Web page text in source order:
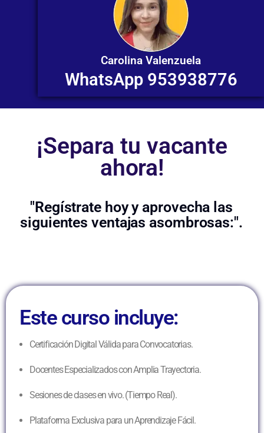
Carolina Valenzuela
WhatsApp 953938776
¡Separa tu vacante
ahora!
"Regístrate hoy y aprovecha las
siguientes ventajas asombrosas:".
Este curso incluye:
Certificación Digital Válida para Convocatorias.
Docentes Especializados con Amplia Trayectoria.
Sesiones de clases en vivo. (Tiempo Real).
Plataforma Exclusiva para un Aprendizaje Fácil.